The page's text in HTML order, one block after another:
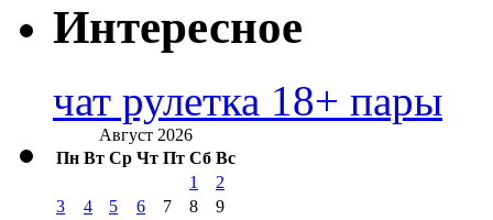
Интересное
чат рулетка 18+ пары
Август 2026
Пн Вт Ср Чт Пт Сб Вс
1
2
3
4 5 6 7 8
9